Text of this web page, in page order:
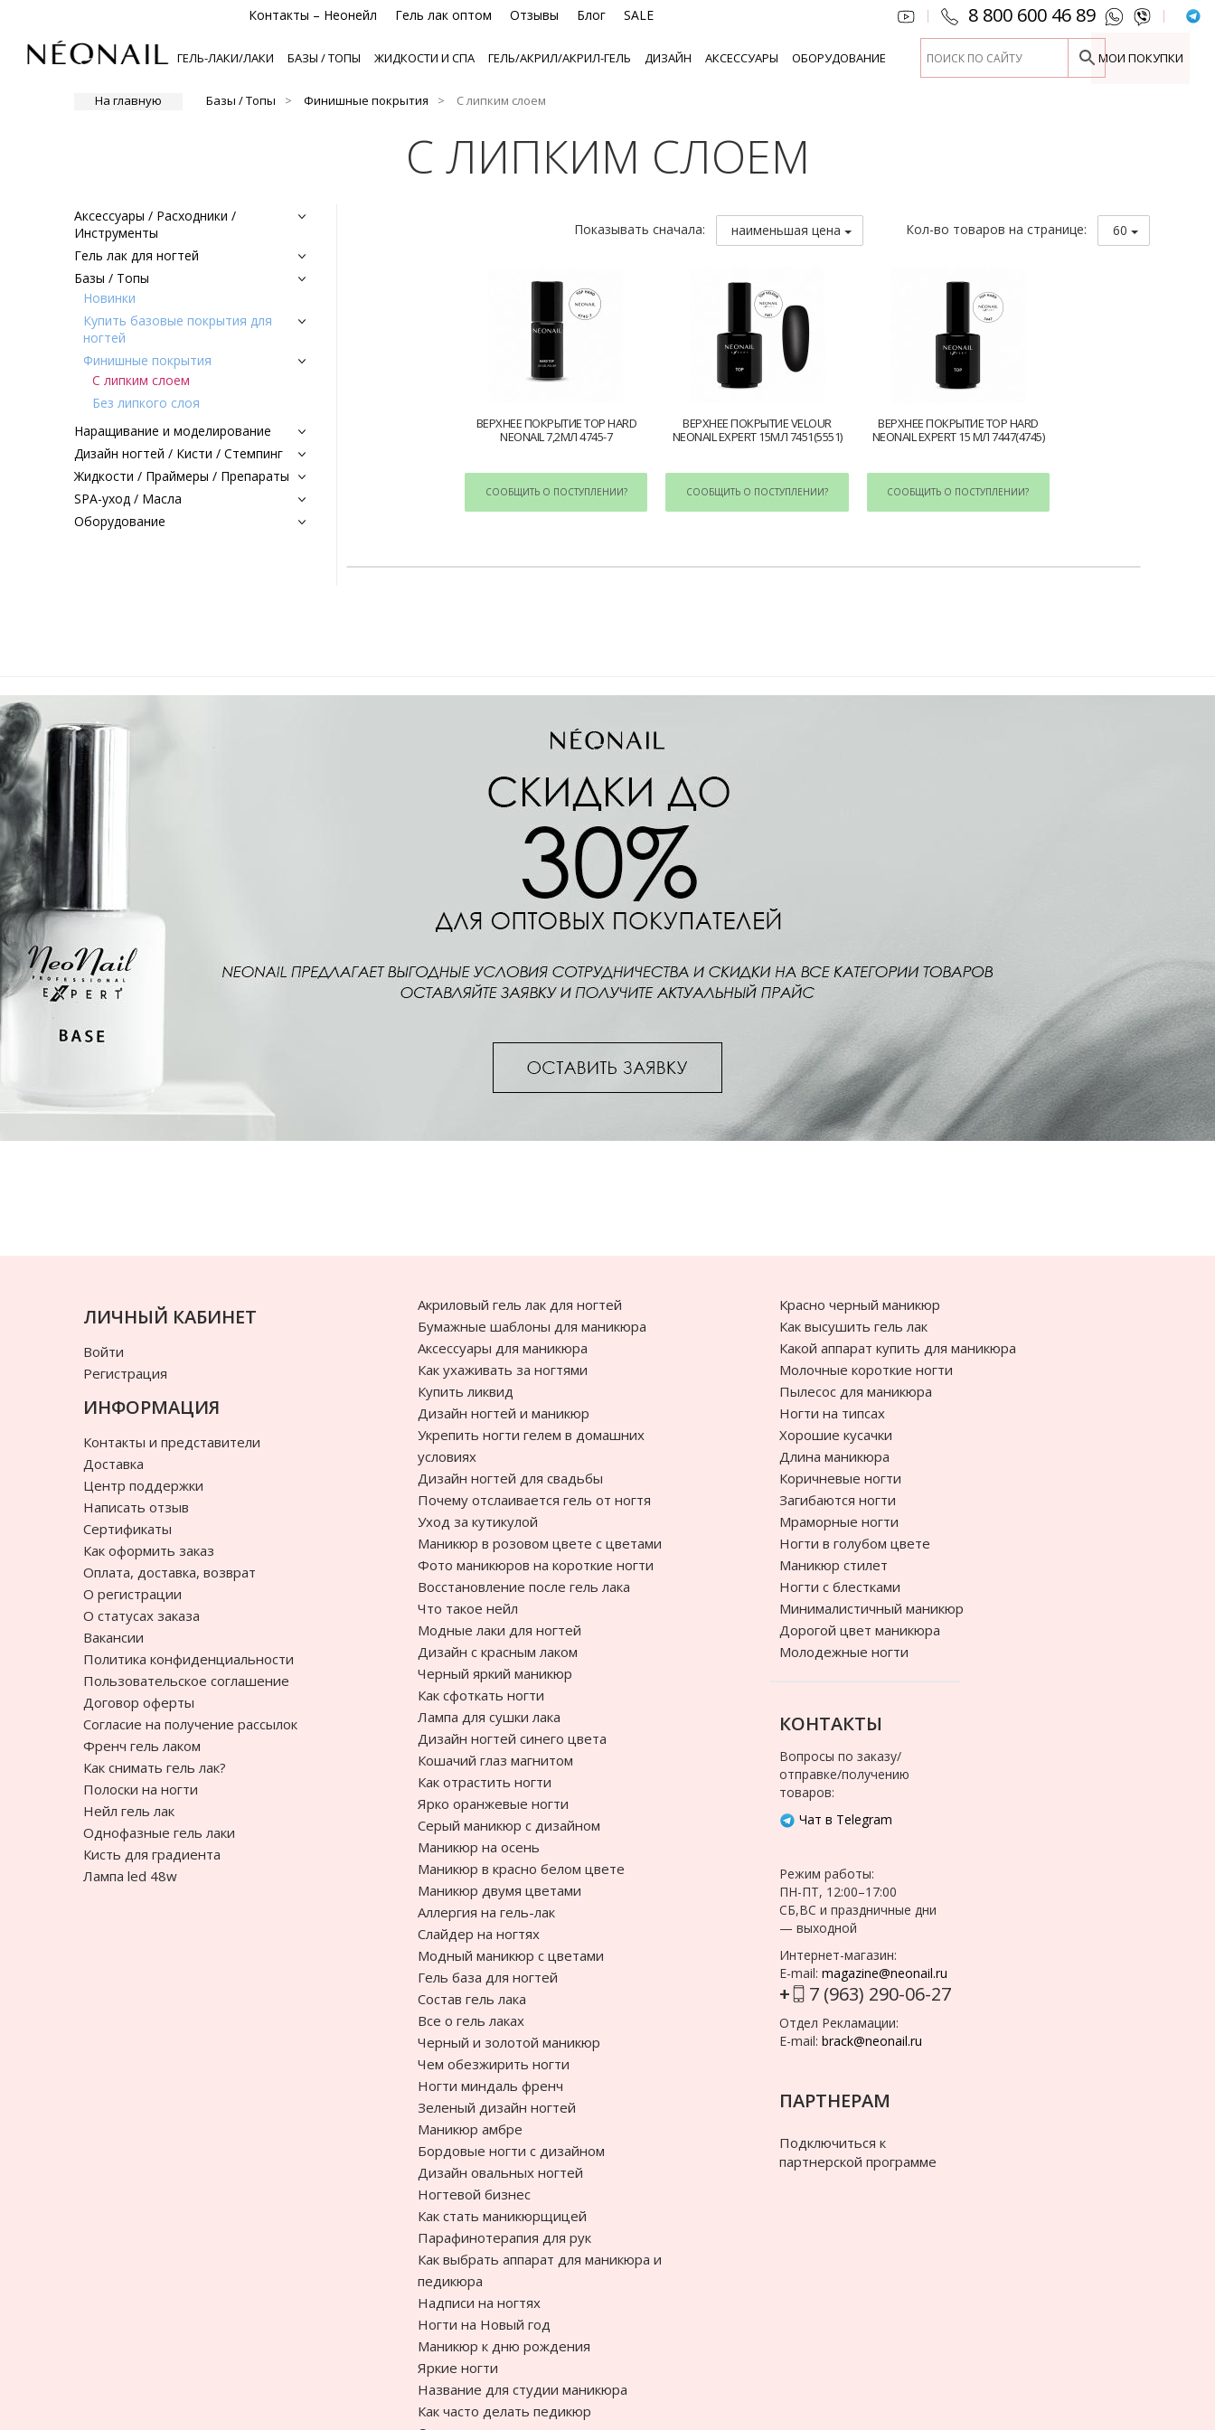
Контакты – Неонейл Гель лак оптом Отзывы Блог SALE | 8 800 600 46 89 |
ГЕЛЬ-ЛАКИ/ЛАКИ БАЗЫ / ТОПЫ ЖИДКОСТИ И СПА ГЕЛЬ/АКРИЛ/АКРИЛ-ГЕЛЬ ДИЗАЙН АКСЕССУАРЫ ОБОРУДОВАНИЕ МОИ ПОКУПКИ
На главную Базы / Топы Финишные покрытия С липким слоем
С ЛИПКИМ СЛОЕМ
Аксессуары / Расходники /
Инструменты
Гель лак для ногтей
Базы / Топы
Новинки
Купить базовые покрытия для
ногтей
Финишные покрытия
С липким слоем
Без липкого слоя
Наращивание и моделирование
Дизайн ногтей / Кисти / Стемпинг
Жидкости / Праймеры / Препараты
SPA-уход / Масла
Оборудование
Показывать сначала: наименьшая цена Кол-во товаров на странице: 60
ВЕРХНЕЕ ПОКРЫТИЕ TOP HARD
NEONAIL 7,2МЛ 4745-7
СООБЩИТЬ О ПОСТУПЛЕНИИ?
ВЕРХНЕЕ ПОКРЫТИЕ VELOUR
NEONAIL EXPERT 15МЛ 7451(5551)
СООБЩИТЬ О ПОСТУПЛЕНИИ?
ВЕРХНЕЕ ПОКРЫТИЕ TOP HARD
NEONAIL EXPERT 15 МЛ 7447(4745)
СООБЩИТЬ О ПОСТУПЛЕНИИ?
ЛИЧНЫЙ КАБИНЕТ
Войти
Регистрация
ИНФОРМАЦИЯ
Контакты и представители
Доставка
Центр поддержки
Написать отзыв
Сертификаты
Как оформить заказ
Оплата, доставка, возврат
О регистрации
О статусах заказа
Вакансии
Политика конфиденциальности
Пользовательское соглашение
Договор оферты
Согласие на получение рассылок
Френч гель лаком
Как снимать гель лак?
Полоски на ногти
Нейл гель лак
Однофазные гель лаки
Кисть для градиента
Лампа led 48w
Акриловый гель лак для ногтей
Бумажные шаблоны для маникюра
Аксессуары для маникюра
Как ухаживать за ногтями
Купить ликвид
Дизайн ногтей и маникюр
Укрепить ногти гелем в домашних
условиях
Дизайн ногтей для свадьбы
Почему отслаивается гель от ногтя
Уход за кутикулой
Маникюр в розовом цвете с цветами
Фото маникюров на короткие ногти
Восстановление после гель лака
Что такое нейл
Модные лаки для ногтей
Дизайн с красным лаком
Черный яркий маникюр
Как сфоткать ногти
Лампа для сушки лака
Дизайн ногтей синего цвета
Кошачий глаз магнитом
Как отрастить ногти
Ярко оранжевые ногти
Cерый маникюр с дизайном
Маникюр на осень
Маникюр в красно белом цвете
Маникюр двумя цветами
Аллергия на гель-лак
Слайдер на ногтях
Модный маникюр с цветами
Гель база для ногтей
Состав гель лака
Все о гель лаках
Черный и золотой маникюр
Чем обезжирить ногти
Ногти миндаль френч
Зеленый дизайн ногтей
Маникюр амбре
Бордовые ногти с дизайном
Дизайн овальных ногтей
Ногтевой бизнес
Как стать маникюрщицей
Парафинотерапия для рук
Как выбрать аппарат для маникюра и
педикюра
Надписи на ногтях
Ногти на Новый год
Маникюр к дню рождения
Яркие ногти
Название для студии маникюра
Как часто делать педикюр
Красно черный маникюр
Как высушить гель лак
Какой аппарат купить для маникюра
Молочные короткие ногти
Пылесос для маникюра
Ногти на типсах
Хорошие кусачки
Длина маникюра
Коричневые ногти
Загибаются ногти
Мраморные ногти
Ногти в голубом цвете
Маникюр стилет
Ногти с блестками
Минималистичный маникюр
Дорогой цвет маникюра
Молодежные ногти
КОНТАКТЫ
Вопросы по заказу/
отправке/получению
товаров:
Чат в Telegram
Режим работы:
ПН-ПТ, 12:00–17:00
СБ,ВС и праздничные дни
— выходной
Интернет-магазин:
E-mail: magazine@neonail.ru
+ 7 (963) 290-06-27
Отдел Рекламации:
E-mail: brack@neonail.ru
ПАРТНЕРАМ
Подключиться к
партнерской программе